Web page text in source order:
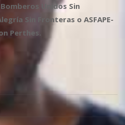
Unidos Sin
Sin Fronteras o ASFAPE-
Perthes.